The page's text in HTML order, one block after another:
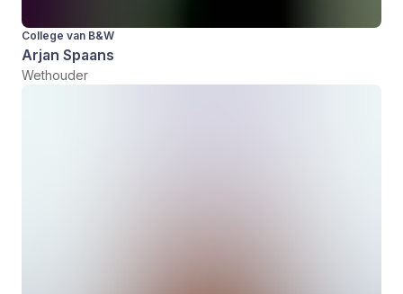
College van B&W
Arjan Spaans
Wethouder